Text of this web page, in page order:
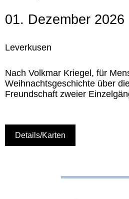
01. Dezember 2026
Leverkusen
Nach Volkmar Kriegel, für
Weihnachtsgeschichte über
Freundschaft zweier
Details/Karten